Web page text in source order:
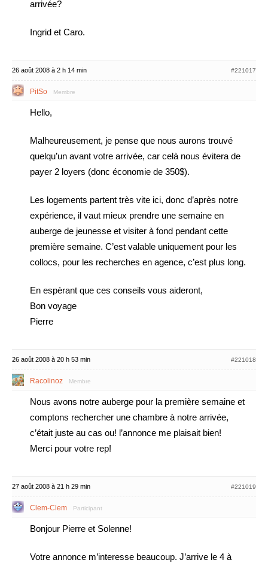
arrivée?
Ingrid et Caro.
26 août 2008 à 2 h 14 min #221017
PitSo Membre
Hello,
Malheureusement, je pense que nous aurons trouvé
quelqu’un avant votre arrivée, car celà nous évitera de
payer 2 loyers (donc économie de 350$).
Les logements partent très vite ici, donc d’après notre
expérience, il vaut mieux prendre une semaine en
auberge de jeunesse et visiter à fond pendant cette
première semaine. C’est valable uniquement pour les
collocs, pour les recherches en agence, c’est plus long.
En espèrant que ces conseils vous aideront,
Bon voyage
Pierre
26 août 2008 à 20 h 53 min #221018
Racolinoz Membre
Nous avons notre auberge pour la première semaine et
comptons rechercher une chambre à notre arrivée,
c’était juste au cas ou! l’annonce me plaisait bien!
Merci pour votre rep!
27 août 2008 à 21 h 29 min #221019
Clem-Clem Participant
Bonjour Pierre et Solenne!
Votre annonce m’interesse beaucoup. J’arrive le 4 à